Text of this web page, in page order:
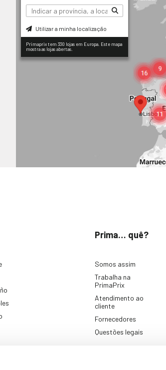
Utilizar a minha localização
Primaprix tem 330 lojas em Europa. Este mapa
mostra as lojas abertas.
Prima… quê?
Somos assim
Trabalha na
PrimaPrix
Atendimento ao
cliente
Fornecedores
Questões legais